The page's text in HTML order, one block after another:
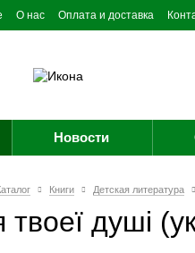
О нас Оплата и доставка
Новости
Книги Детская литература
душі